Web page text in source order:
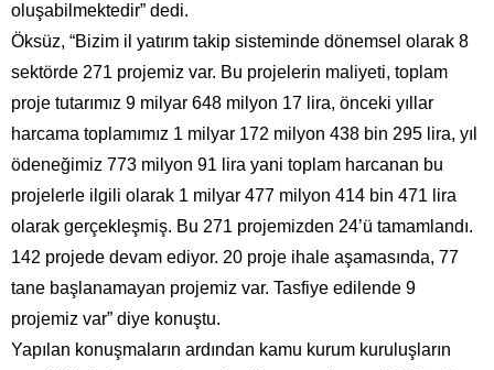
oluşabilmektedir” dedi.
Öksüz, “Bizim il yatırım takip sisteminde dönemsel olarak 8
sektörde 271 projemiz var. Bu projelerin maliyeti, toplam
proje tutarımız 9 milyar 648 milyon 17 lira, önceki yıllar
harcama toplamımız 1 milyar 172 milyon 438 bin 295 lira, yıl
ödeneğimiz 773 milyon 91 lira yani toplam harcanan bu
projelerle ilgili olarak 1 milyar 477 milyon 414 bin 471 lira
olarak gerçekleşmiş. Bu 271 projemizden 24’ü tamamlandı.
142 projede devam ediyor. 20 proje ihale aşamasında, 77
tane başlanamayan projemiz var. Tasfiye edilende 9
projemiz var” diye konuştu.
Yapılan konuşmaların ardından kamu kurum kuruluşların